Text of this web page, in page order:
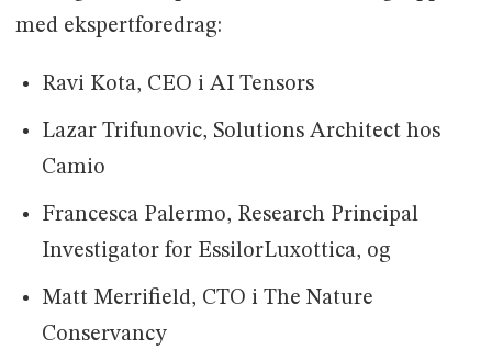
med ekspertforedrag:
Ravi Kota, CEO i AI Tensors
Lazar Trifunovic, Solutions Architect hos
Camio
Francesca Palermo, Research Principal
Investigator for EssilorLuxottica, og
Matt Merrifield, CTO i The Nature
Conservancy